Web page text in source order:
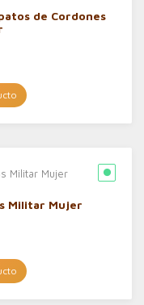
de Cordones
Militar Mujer